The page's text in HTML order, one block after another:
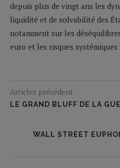
depuis plus de vingt ans les
liquidité et de solvabilité des
notamment sur les
euro et les risques
Articles précédent
LE GRAND BLUFF DE LA
WALL STREET